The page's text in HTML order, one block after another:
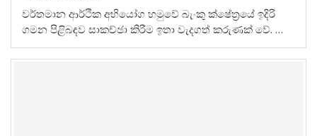
වර්තමාන ආර්ථික අභියෝග හමුවේ බැංකු ක්ෂේත්‍රයේ ඉදිරි
ගමන පිළිබඳව සාකච්ඡා කිරීම ඉතා වැදගත් කරුණක් වේ. …